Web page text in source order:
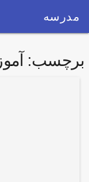
مدرسه
برچسب: